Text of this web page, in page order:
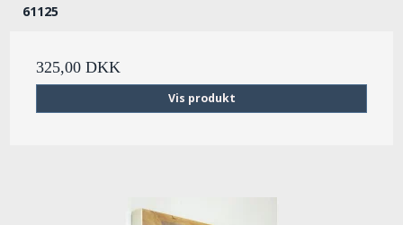
61125
325,00 DKK
Vis produkt